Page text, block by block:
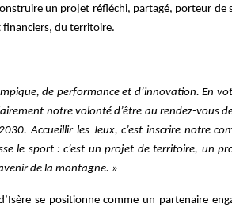
un projet réfléchi, partagé, porteur de
financiers, du territoire.
de performance et d’innovation. En
notre volonté d’être au rendez-vous
Accueillir les Jeux, c’est inscrire notre
le sport : c’est un projet de territoire, un
de la montagne. »
se positionne comme un partenaire